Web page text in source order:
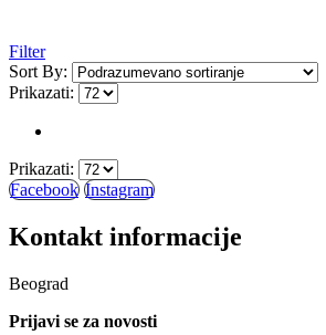
Filter
Sort By:
Prikazati:
Prikazati:
Facebook Instagram
Kontakt informacije
Beograd
Prijavi se za novosti